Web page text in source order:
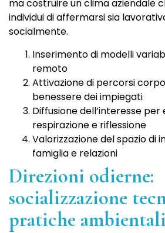
ma costruire un clima aziendale
individui di affermarsi sia
socialmente.
Inserimento di modelli
remoto
Attivazione di percorsi
benessere dei impiegati
Diffusione dell’interesse per
respirazione e riflessione
Valorizzazione del spazio di
famiglia e relazioni
Direzioni odierne:
socializzazione
pratiche ambientali